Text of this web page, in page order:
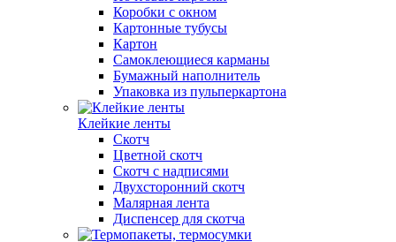
Коробки с окном
Картонные тубусы
Картон
Самоклеющиеся карманы
Бумажный наполнитель
Упаковка из пульперкартона
Клейкие ленты
Скотч
Цветной скотч
Скотч с надписями
Двухсторонний скотч
Малярная лента
Диспенсер для скотча